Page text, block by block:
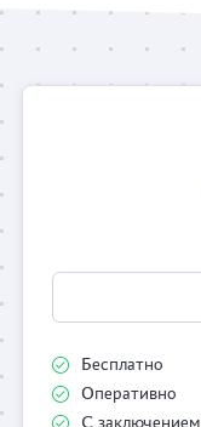
Бесплатно
Оперативно
С заключением